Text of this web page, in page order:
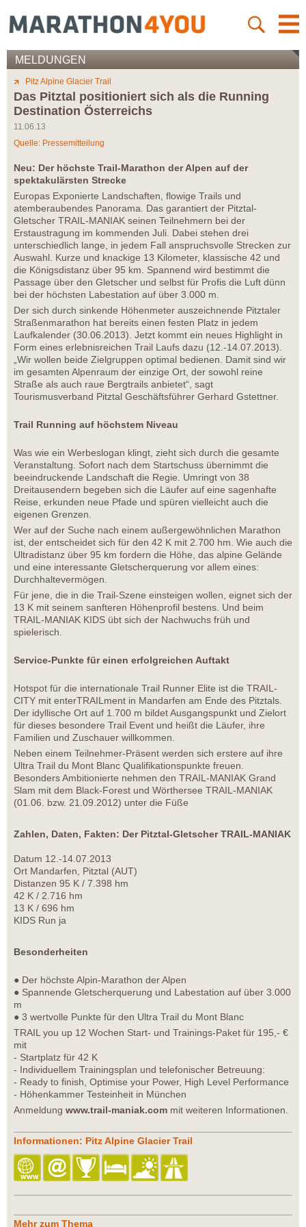
MELDUNGEN
Pitz Alpine Glacier Trail
Das Pitztal positioniert sich als die Running
Destination Österreichs
11.06.13
Quelle: Pressemitteilung
Neu: Der höchste Trail-Marathon der Alpen auf der
spektakulärsten Strecke
Europas Exponierte Landschaften, flowige Trails und
atemberaubendes Panorama. Das garantiert der Pitztal-
Gletscher TRAIL-MANIAK seinen Teilnehmern bei der
Erstaustragung im kommenden Juli. Dabei stehen drei
unterschiedlich lange, in jedem Fall anspruchsvolle Strecken zur
Auswahl. Kurze und knackige 13 Kilometer, klassische 42 und
die Königsdistanz über 95 km. Spannend wird bestimmt die
Passage über den Gletscher und selbst für Profis die Luft dünn
bei der höchsten Labestation auf über 3.000 m.
Der sich durch sinkende Höhenmeter auszeichnende Pitztaler
Straßenmarathon hat bereits einen festen Platz in jedem
Laufkalender (30.06.2013). Jetzt kommt ein neues Highlight in
Form eines erlebnisreichen Trail Laufs dazu (12.-14.07.2013).
„Wir wollen beide Zielgruppen optimal bedienen. Damit sind wir
im gesamten Alpenraum der einzige Ort, der sowohl reine
Straße als auch raue Bergtrails anbietet“, sagt
Tourismusverband Pitztal Geschäftsführer Gerhard Gstettner.
Trail Running auf höchstem Niveau
Was wie ein Werbeslogan klingt, zieht sich durch die gesamte
Veranstaltung. Sofort nach dem Startschuss übernimmt die
beeindruckende Landschaft die Regie. Umringt von 38
Dreitausendern begeben sich die Läufer auf eine sagenhafte
Reise, erkunden neue Pfade und spüren vielleicht auch die
eigenen Grenzen.
Wer auf der Suche nach einem außergewöhnlichen Marathon
ist, der entscheidet sich für den 42 K mit 2.700 hm. Wie auch die
Ultradistanz über 95 km fordern die Höhe, das alpine Gelände
und eine interessante Gletscherquerung vor allem eines:
Durchhaltevermögen.
Für jene, die in die Trail-Szene einsteigen wollen, eignet sich der
13 K mit seinem sanfteren Höhenprofil bestens. Und beim
TRAIL-MANIAK KIDS übt sich der Nachwuchs früh und
spielerisch.
Service-Punkte für einen erfolgreichen Auftakt
Hotspot für die internationale Trail Runner Elite ist die TRAIL-
CITY mit enterTRAILment in Mandarfen am Ende des Pitztals.
Der idyllische Ort auf 1.700 m bildet Ausgangspunkt und Zielort
für dieses besondere Trail Event und heißt die Läufer, ihre
Familien und Zuschauer willkommen.
Neben einem Teilnehmer-Präsent werden sich erstere auf ihre
Ultra Trail du Mont Blanc Qualifikationspunkte freuen.
Besonders Ambitionierte nehmen den TRAIL-MANIAK Grand
Slam mit dem Black-Forest und Wörthersee TRAIL-MANIAK
(01.06. bzw. 21.09.2012) unter die Füße
Zahlen, Daten, Fakten: Der Pitztal-Gletscher TRAIL-MANIAK
Datum 12.-14.07.2013
Ort Mandarfen, Pitztal (AUT)
Distanzen 95 K / 7.398 hm
42 K / 2.716 hm
13 K / 696 hm
KIDS Run ja
Besonderheiten
● Der höchste Alpin-Marathon der Alpen
● Spannende Gletscherquerung und Labestation auf über 3.000
m
● 3 wertvolle Punkte für den Ultra Trail du Mont Blanc
TRAIL you up 12 Wochen Start- und Trainings-Paket für 195,- €
mit
- Startplatz für 42 K
- Individuellem Trainingsplan und telefonischer Betreuung:
- Ready to finish, Optimise your Power, High Level Performance
- Höhenkammer Testeinheit in München
Anmeldung www.trail-maniak.com mit weiteren Informationen.
Informationen: Pitz Alpine Glacier Trail
Mehr zum Thema